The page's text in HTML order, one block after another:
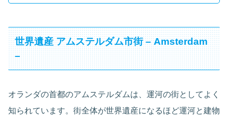
世界遺産 アムステルダム市街 – Amsterdam
–
オランダの首都のアムステルダムは、運河の街としてよく
知られています。街全体が世界遺産になるほど運河と建物